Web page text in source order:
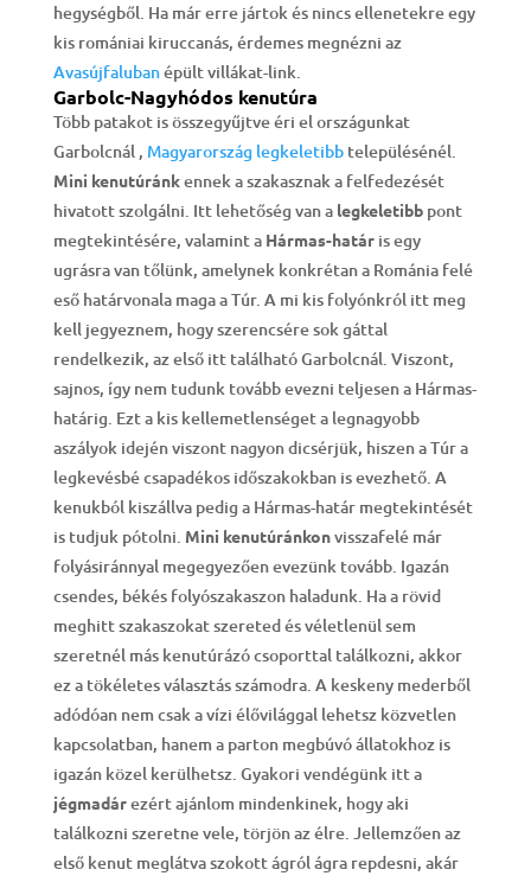
hegységből. Ha már erre jártok és nincs ellenetekre egy
kis romániai kiruccanás, érdemes megnézni az
Avasújfalubanépült villákat-link.
Garbolc-Nagyhódos kenutúra
Több patakot is összegyűjtve éri el országunkat
Garbolcnál , Magyarország legkeletibbtelepülésénél.
Mini kenutúránkennek a szakasznak a felfedezését
hivatott szolgálni. Itt lehetőség van a legkeletibbpont
megtekintésére, valamint a Hármas-határ is egy
ugrásra van tőlünk, amelynek konkrétan a Románia felé
eső határvonala maga a Túr. A mi kis folyónkról itt meg
kell jegyeznem, hogy szerencsére sok gáttal
rendelkezik, az első itt található Garbolcnál. Viszont,
sajnos, így nem tudunk tovább evezni teljesen a Hármas-
határig. Ezt a kis kellemetlenséget a legnagyobb
aszályok idején viszont nagyon dicsérjük, hiszen a Túr a
legkevésbé csapadékos időszakokban is evezhető. A
kenukból kiszállva pedig a Hármas-határ megtekintését
is tudjuk pótolni. Mini kenutúránkonvisszafelé már
folyásiránnyal megegyezően evezünk tovább. Igazán
csendes, békés folyószakaszon haladunk. Ha a rövid
meghitt szakaszokat szereted és véletlenül sem
szeretnél más kenutúrázó csoporttal találkozni, akkor
ez a tökéletes választás számodra. A keskeny mederből
adódóan nem csak a vízi élővilággal lehetsz közvetlen
kapcsolatban, hanem a parton megbúvó állatokhoz is
igazán közel kerülhetsz. Gyakori vendégünk itt a
jégmadárezért ajánlom mindenkinek, hogy aki
találkozni szeretne vele, törjön az élre. Jellemzően az
első kenut meglátva szokott ágról ágra repdesni, akár